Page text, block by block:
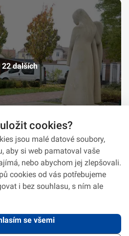
22 dalších
cookies?
jsou malé datové soubory,
aby si web pamatoval vaše
nebo abychom jej zlepšovali.
cookies od vás potřebujeme
i bez souhlasu, s ním ale
se všemi